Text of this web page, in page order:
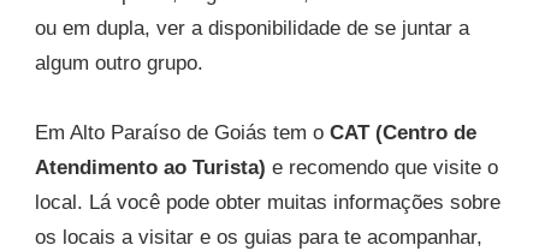
ou em dupla, ver a disponibilidade de se juntar a
algum outro grupo.
Em Alto Paraíso de Goiás tem o CAT (Centro de
Atendimento ao Turista) e recomendo que visite o
local. Lá você pode obter muitas informações sobre
os locais a visitar e os guias para te acompanhar,